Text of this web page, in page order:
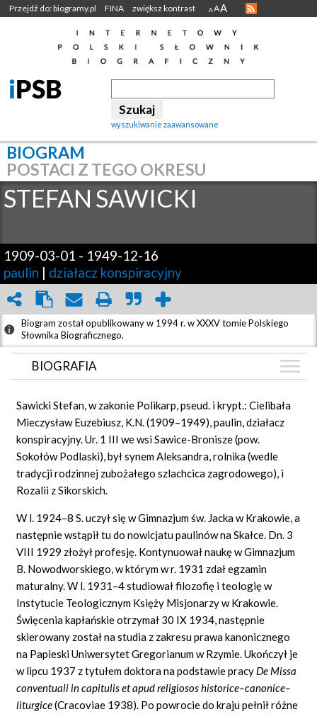
Przejdź do: biogramy.pl FINA zwiększ kontrast A AA
wyszukiwanie zaawansowane
BIOGRAM
POSTACI Z TEGO OKRESU
STEFAN SAWICKI
1909-03-01 - 1949-12-16
paulin | działacz konspiracyjny
Biogram został opublikowany w 1994 r. w XXXV tomie Polskiego
Słownika Biograficznego.
BIOGRAFIA
GRAF POWIĄZAŃ
DYSKUSJA
Mapa
Sawicki Stefan, w zakonie Polikarp, pseud. i krypt.: Cielibała
Mieczysław Euzebiusz, K.N. (1909–1949), paulin, działacz
konspiracyjny. Ur. 1 III we wsi Sawice-Bronisze (pow.
Sokołów Podlaski), był synem Aleksandra, rolnika (wedle
tradycji rodzinnej zubożałego szlachcica zagrodowego), i
Rozalii z Sikorskich.
W l. 1924–8 S. uczył się w Gimnazjum św. Jacka w Krakowie, a
następnie wstąpił tu do nowicjatu paulinów na Skałce. Dn. 3
VIII 1929 złożył profesję. Kontynuował naukę w Gimnazjum
B. Nowodworskiego, w którym w r. 1931 zdał egzamin
maturalny. W l. 1931–4 studiował filozofię i teologię w
Instytucie Teologicznym Księży Misjonarzy w Krakowie.
Święcenia kapłańskie otrzymał 30 IX 1934, następnie
skierowany został na studia z zakresu prawa kanonicznego
na Papieski Uniwersytet Gregorianum w Rzymie. Ukończył je
w lipcu 1937 z tytułem doktora na podstawie pracy De Missa
conventualiin capitulis et apudreligiososhistorice–canonice–
liturgice(Cracoviae 1938). Po powrocie do kraju pełnił różne